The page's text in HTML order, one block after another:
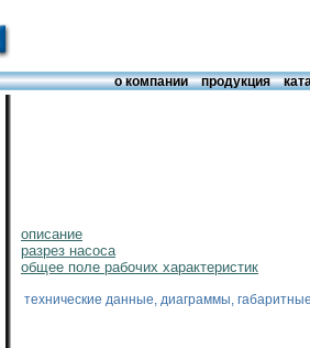
о компании продукция
описание
разрез насоса
общее поле рабочих характеристик
технические данные, диаграммы,